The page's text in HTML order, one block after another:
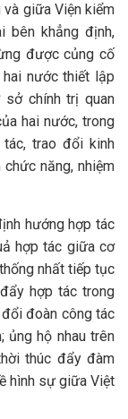
và giữa Viện kiểm
bên khẳng định,
được củng cố
nước thiết lập
chính trị quan
hai nước, trong
trao đổi kinh
năng, nhiệm
hướng hợp tác
hợp tác giữa cơ
nhất tiếp tục
hợp tác trong
đoàn công tác
ủng hộ nhau trên
thúc đẩy đàm
hình sự giữa Việt